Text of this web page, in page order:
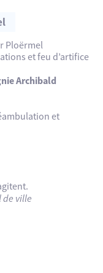
la St Armel avec
– à partir de 18h
dit Le Turk,
de l’art pop
la Renaissance au
Base de
Ploërmel
et feu d’artifice
Archibald
et
de ville